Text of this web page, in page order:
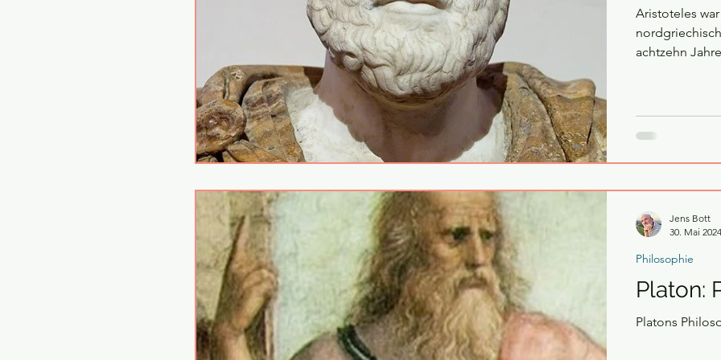
Aristoteles
achtzehn
Platon:
Platons
Philosophie
Jens Bott
30. Mai 2024